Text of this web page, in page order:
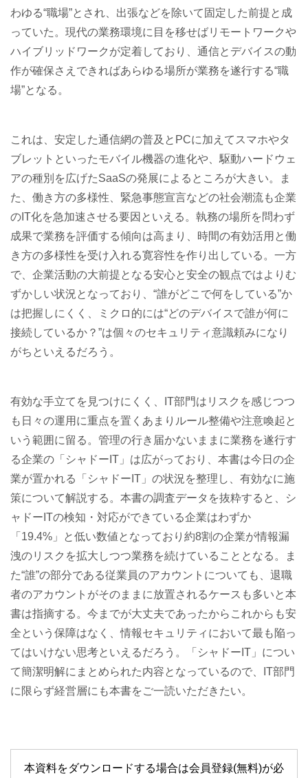
わゆる“職場”とされ、出張などを除いて固定した前提と成
っていた。現代の業務環境に目を移せばリモートワークや
ハイブリッドワークが定着しており、通信とデバイスの動
作が確保さえできればあらゆる場所が業務を遂行する“職
場”となる。
これは、安定した通信網の普及とPCに加えてスマホやタ
ブレットといったモバイル機器の進化や、駆動ハードウェ
アの種別を広げたSaaSの発展によるところが大きい。ま
た、働き方の多様性、緊急事態宣言などの社会潮流も企業
のIT化を急加速させる要因といえる。執務の場所を問わず
成果で業務を評価する傾向は高まり、時間の有効活用と働
き方の多様性を受け入れる寛容性を作り出している。一方
で、企業活動の大前提となる安心と安全の観点ではよりむ
ずかしい状況となっており、“誰がどこで何をしている”か
は把握しにくく、ミクロ的には“どのデバイスで誰が何に
接続しているか？”は個々のセキュリティ意識頼みになり
がちといえるだろう。
有効な手立てを見つけにくく、IT部門はリスクを感じつつ
も日々の運用に重点を置くあまりルール整備や注意喚起と
いう範囲に留る。管理の行き届かないままに業務を遂行す
る企業の「シャドーIT」は広がっており、本書は今日の企
業が置かれる「シャドーIT」の状況を整理し、有効なに施
策について解説する。本書の調査データを抜粋すると、シ
ャドーITの検知・対応ができている企業はわずか
「19.4%」と低い数値となっており約8割の企業が情報漏
洩のリスクを拡大しつつ業務を続けていることとなる。ま
た“誰”の部分である従業員のアカウントについても、退職
者のアカウントがそのままに放置されるケースも多いと本
書は指摘する。今までが大丈夫であったからこれからも安
全という保障はなく、情報セキュリティにおいて最も陥っ
てはいけない思考といえるだろう。「シャドーIT」につい
て簡潔明解にまとめられた内容となっているので、IT部門
に限らず経営層にも本書をご一読いただきたい。
本資料をダウンロードする場合は会員登録(無料)が必